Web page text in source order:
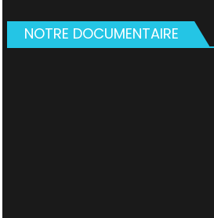
NOTRE DOCUMENTAIRE